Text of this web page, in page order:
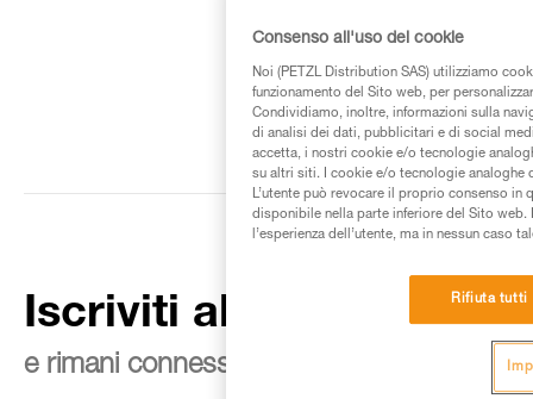
Iscriviti alla newsletter
e rimani connesso alle nostre novità
Consenso all'uso dei cookie
Noi (PETZL Distribution SAS) utilizziamo
funzionamento del Sito web, per
Condividiamo, inoltre, informazioni sulla
di analisi dei dati, pubblicitari e di social
accetta, i nostri cookie e/o tecnologie
su altri siti. I cookie e/o tecnologie analoghe
L’utente può revocare il proprio consenso
disponibile nella parte inferiore del Sito
l’esperienza dell’utente, ma in nessun caso
Rifiuta tutti